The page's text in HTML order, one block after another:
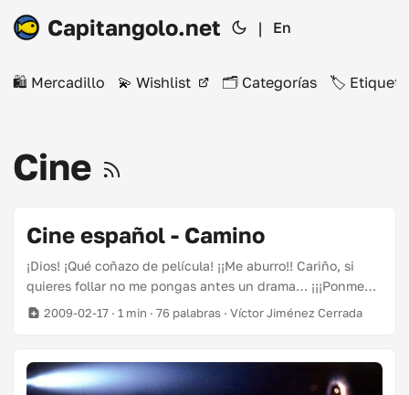
Capitangolo.net | En
🛍️ Mercadillo 💫 Wishlist 🗂️ Categorías 🏷️
Cine
Cine español - Camino
¡Dios! ¡Qué coñazo de película! ¡¡Me aburro!! Cariño, si
quieres follar no me pongas antes un drama… ¡¡¡Ponme
una porno!!! Crítica con premeditación y alevosía. En
hubiera visto. PD: En fin, otro día si me aburro la crítica
seria y mis reflexiones profundas, ahora me voy a cenar.
2009-02-17 · 1 min · 76 palabras · Víctor Jiménez Cerrada